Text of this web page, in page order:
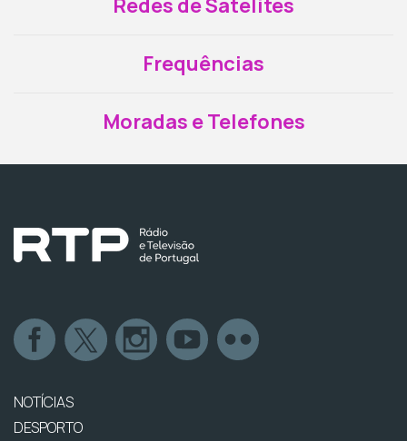
Redes de Satélites
Frequências
Moradas e Telefones
NOTÍCIAS
DESPORTO